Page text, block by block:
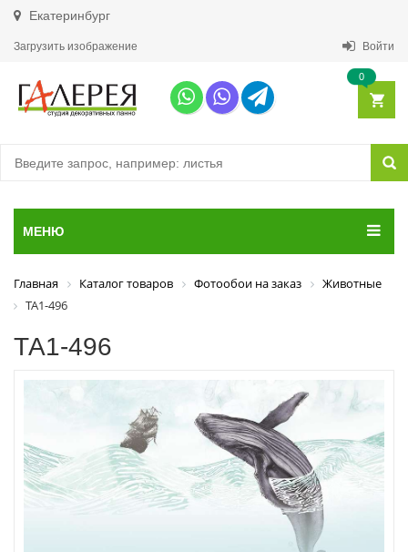
Екатеринбург
Загрузить изображение Войти
0
МЕНЮ
Главная Каталог товаров Фотообои на заказ
Животные
ТА1-496
ТА1-496